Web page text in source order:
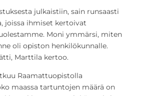
julkaistiin, sain runsaasti
joissa ihmiset kertoivat
Moni ymmärsi, miten
oli opiston henkilökunnalle.
Marttila kertoo.
Raamattuopistolla
maassa tartuntojen määrä on